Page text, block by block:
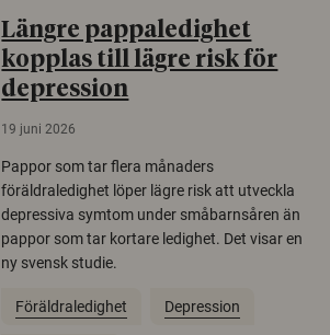
Längre pappaledighet
kopplas till lägre risk för
depression
19 juni 2026
Pappor som tar flera månaders
föräldraledighet löper lägre risk att utveckla
depressiva symtom under småbarnsåren än
pappor som tar kortare ledighet. Det visar en
ny svensk studie.
Föräldraledighet Depression